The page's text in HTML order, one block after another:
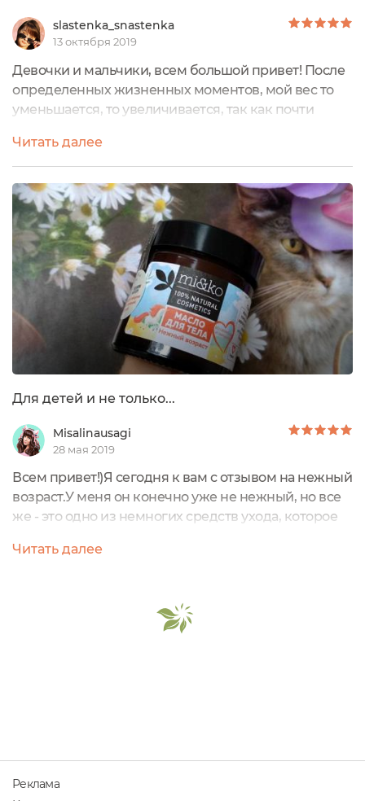
slastenka_snastenka
13 октября 2019
Девочки и мальчики, всем большой привет! После
определенных жизненных моментов, мой вес то
уменьшается, то увеличивается, так как почти
и шоколадом, а это совсем не айс. И в уходе у меня
всегда есть масла, которые мне помогают
поддерживать тело, особенно филейные части, в
нормальном состоянии. Но ведь всегда интересно
попробовать и открывать для себя...
Читать далее
Для детей и не только...
Misalinausagi
28 мая 2019
Всем привет!)Я сегодня к вам с отзывом на нежный
возраст.У меня он конечно уже не нежный, но все
же - это одно из немногих средств ухода, которое
"Нежный возраст" от "Мико" подойдёт в принципе
дерматитам, раздражённой коже, опрелостям. К
сожалению и во взрослом возрасте никто от этого...
Читать далее
Реклама